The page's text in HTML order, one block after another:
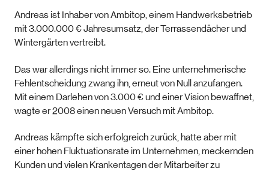
Andreas ist Inhaber von Ambitop, einem Handwerksbetrieb
mit 3.000.000 € Jahresumsatz, der Terrassendächer und
Wintergärten vertreibt.
Das war allerdings nicht immer so. Eine unternehmerische
Fehlentscheidung zwang ihn, erneut von Null anzufangen.
Mit einem Darlehen von 3.000 € und einer Vision bewaffnet,
wagte er 2008 einen neuen Versuch mit Ambitop.
Andreas kämpfte sich erfolgreich zurück, hatte aber mit
einer hohen Fluktuationsrate im Unternehmen, meckernden
Kunden und vielen Krankentagen der Mitarbeiter zu